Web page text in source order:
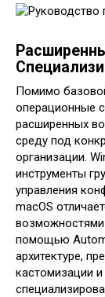
Помимо
операционные
расширенных
среду под
организации.
инструменты
управления
macOS
возможностями
помощью
архитектуре,
кастомизации